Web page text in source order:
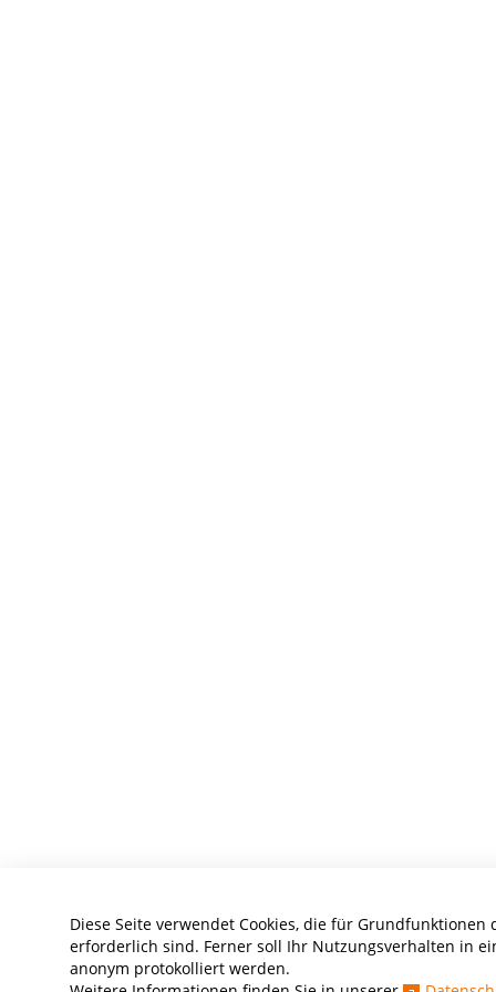
Diese Seite verwendet Cookies, die für Grundfunktionen
erforderlich sind. Ferner soll Ihr Nutzungsverhalten in
anonym protokolliert werden.